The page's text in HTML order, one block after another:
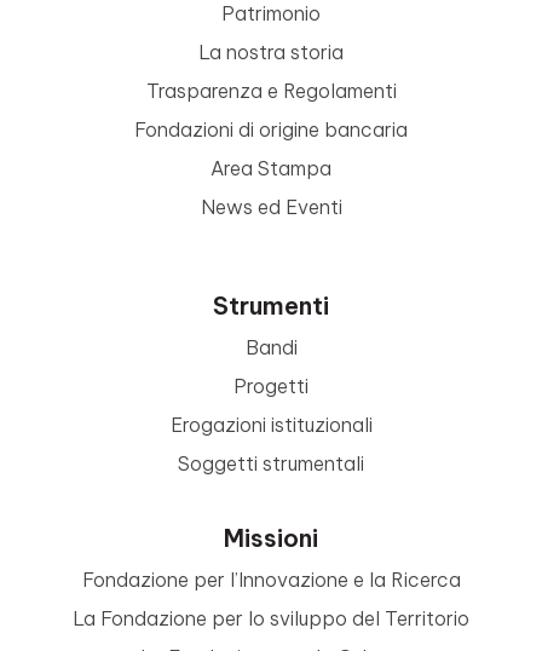
Patrimonio
La nostra storia
Trasparenza e Regolamenti
Fondazioni di origine bancaria
Area Stampa
News ed Eventi
Strumenti
Bandi
Progetti
Erogazioni istituzionali
Soggetti strumentali
Missioni
Fondazione per l’Innovazione e la Ricerca
La Fondazione per lo sviluppo del Territorio